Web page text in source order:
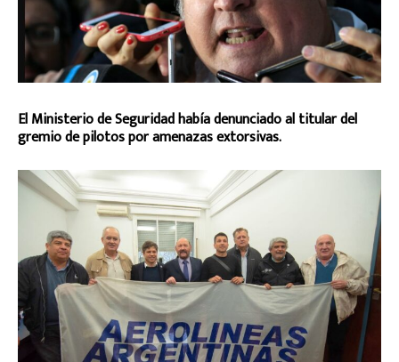
El Ministerio de Seguridad había denunciado al titular del
gremio de pilotos por amenazas extorsivas.